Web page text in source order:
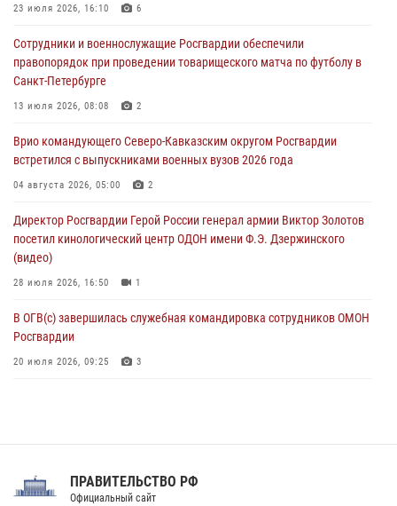
медицины с учетом опыта СВО
08 августа 2026, 09:00 2
В Кабардино-Балкарии сотрудники Росгвардии провели турнир по
08 августа 2026, 07:00
Военнослужащие Софринской бригады Росгвардии встретились с
дорогой к Победе в СВО» (видео)
2 1
23 июля 2026, 16:10 6
Сотрудники и военнослужащие Росгвардии обеспечили
правопорядок при проведении товарищеского матча по футболу в
Санкт-Петербурге
13 июля 2026, 08:08 2
Врио командующего Северо-Кавказским округом Росгвардии
встретился с выпускниками военных вузов 2026 года
04 августа 2026, 05:00 2
Директор Росгвардии Герой России генерал армии Виктор Золотов
посетил кинологический центр ОДОН имени Ф.Э. Дзержинского
(видео)
28 июля 2026, 16:50 1
В ОГВ(с) завершилась служебная командировка сотрудников ОМОН
Росгвардии
20 июля 2026, 09:25 3
Праздник «Один день с Росгвардией» к 105-летию Центрального
ПРАВИТЕЛЬСТВО РФ
Официальный сайт